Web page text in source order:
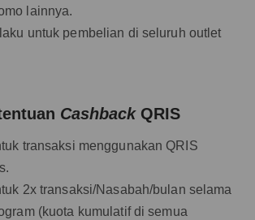
lainnya.
untuk pembelian di seluruh outlet
CashbackQRIS
transaksi menggunakan QRIS
2x transaksi/Nasabah/bulan selama
(kuota kumulatif di semua